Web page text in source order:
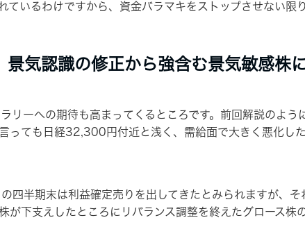
いるわけですから、資金バラマキをストップさせない限
気認識の修正から強含む景気敏感株
ーへの期待も高まってくるところです。前回解説のよう
っても日経32,300円付近と浅く、需給面で大きく悪化し
半期末は利益確定売りを出してきたとみられますが、そ
下支えしたところにリバランス調整を終えたグロース株